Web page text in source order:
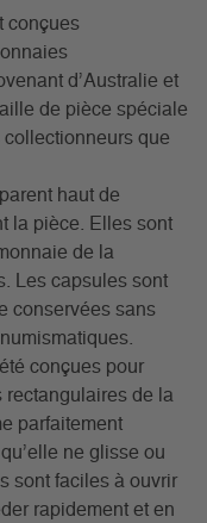
conçues
d’Australie et
de pièce spéciale
que
haut de
la pièce. Elles sont
de la
Les capsules sont
conservées sans
conçues pour
rectangulaires de la
parfaitement
ne glisse ou
sont faciles à ouvrir
rapidement et en